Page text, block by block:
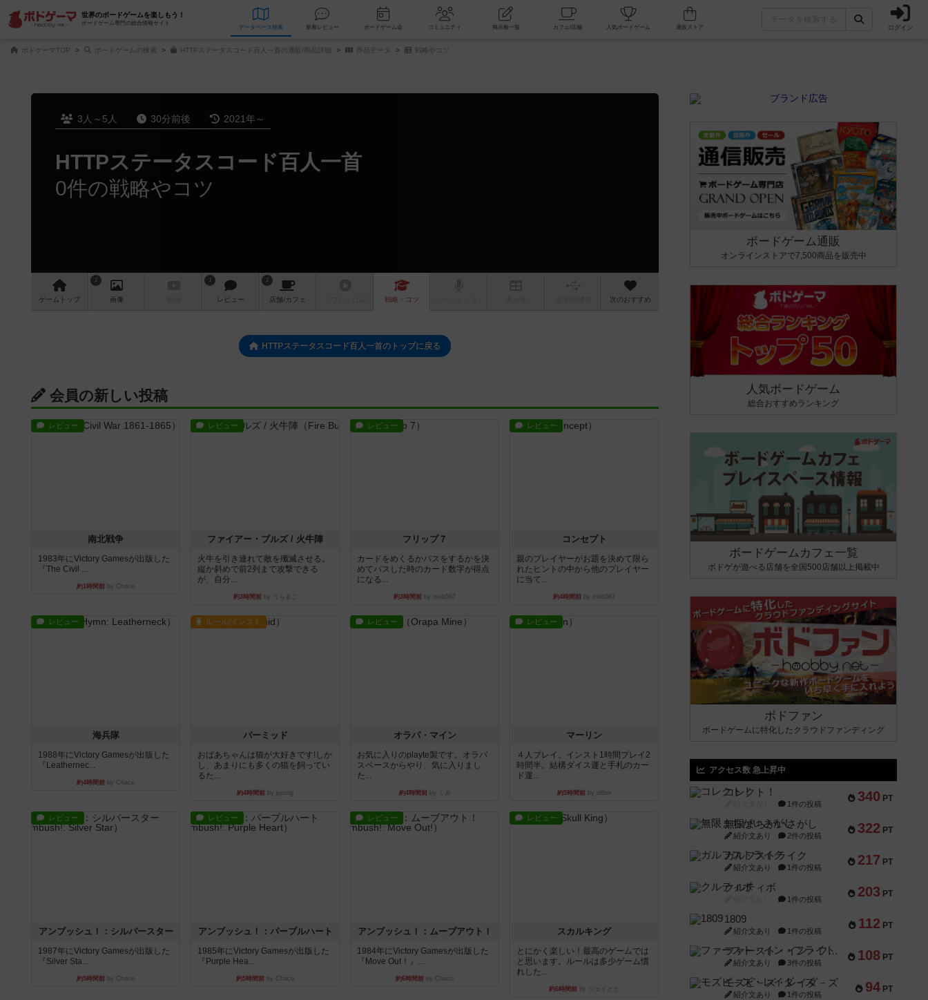
世界のボードゲームを楽しもう！
ボードゲーム専門の総合情報サイト
データベース 検索 新着レビュー ボードゲーム会 コミュニティ 掲示板一覧 カフェ/店舗 人気ボードゲーム ログイン
ボドゲーマTOP ボードゲームの検索 HTTPステータスコード百人一首の通販/商品詳細 作品データ 戦略やコツ
3人～5人 30分前後 2021年～
HTTPステータスコード百人一首
0件の戦略やコツ
ゲーム トップ
2
画像
1
レビュー
2
店舗/カフェ 戦略 ・コツ 次のおすすめ
HTTPステータスコード百人一首のトップに戻る
会員の新しい投稿
レビュー
南北戦争
1983年にVictory Gamesが出版した
『The Civil ...
約1時間前 by Chaco
レビュー
ファイアー・ブルズ / 火牛陣
火牛を引き連れて敵を殲滅させる。
縦か斜めで前2列まで攻撃できる
が、自分...
約3時間前by うらまこ
レビュー
フリップ７
カードをめくるかパスをするかを決
めてパスした時のカード数字が得点
になる...
約3時間前 by mob567
レビュー
コンセプト
親のプレイヤーがお題を決めて限ら
れたヒントの中から他のプレイヤー
に当て...
約4時間前 by mob567
レビュー
海兵隊
1988年にVictory Gamesが出版した
『Leathernec...
約4時間前 by Chaco
ルール/インスト
パーミッド
おばあちゃんは猫が大好きです!しか
し、あまりにも多くの猫を飼ってい
るた...
約4時間前 by jurong
レビュー
オラパ・マイン
お気に入りのplayte製です。オラパ
スペースからやり、気に入りまし
た...
約4時間前by くみ
レビュー
マーリン
４人プレイ。インスト1時間プレイ2
時間半。結構ダイス運と手札のカー
ド運...
約5時間前by oliber
レビュー
アンブッシュ！：シルバースター
1987年にVictory Gamesが出版した
『Silver Sta...
約5時間前 by Chaco
レビュー
アンブッシュ！：パープルハート
1985年にVictory Gamesが出版した
『Purple Hea...
約5時間前 by Chaco
レビュー
アンブッシュ！：ムーブアウト！
1984年にVictory Gamesが出版した
『Move Out！』...
約6時間前 by Chaco
レビュー
スカルキング
とにかく楽しい！最高のゲームでは
と思います。ルールは多少ゲーム慣
れした...
約6時間前 by ジェイとと
ボードゲーム通販
オンラインストアで7,500商品を販売中
人気ボードゲーム
総合おすすめランキング
ボードゲームカフェ一覧
ボドゲが遊べる店舗を全国500店舗以上掲載中
ボドファン
ボードゲームに特化したクラウドファンディング
アクセス数 急上昇中
340 PT
コレクト！
1件の投稿
322 PT
無限まちがいさがし
紹介文あり 2件の投稿
217 PT
ガルフストライク
紹介文あり 1件の投稿
203 PT
クルティボ
1件の投稿
112 PT
1809
紹介文あり 1件の投稿
108 PT
ファースト・イン・フライト
紹介文あり 3件の投稿
94 PT
モズビ－ズ・レイダ－ズ
紹介文あり 1件の投稿